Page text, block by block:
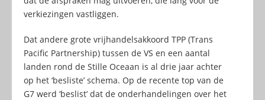
verkiezingen vastliggen.
Dat andere grote vrijhandelsakkoord TPP (Trans
Pacific Partnership) tussen de VS en een aantal
landen rond de Stille Oceaan is al drie jaar achter
op het ‘besliste’ schema. Op de recente top van de
G7 werd ‘beslist’ dat de onderhandelingen over het